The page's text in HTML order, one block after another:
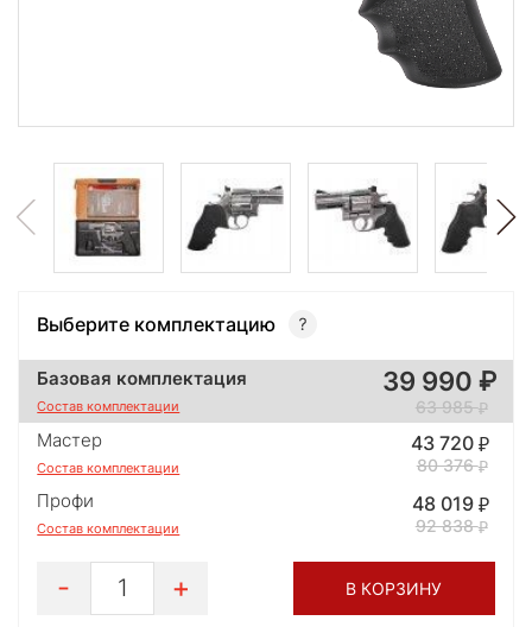
Выберите комплектацию
Базовая комплектация
Состав комплектации
39 990
63 985
Мастер
Состав комплектации
43 720
80 376
Профи
Состав комплектации
48 019
92 838
1 В КОРЗИНУ